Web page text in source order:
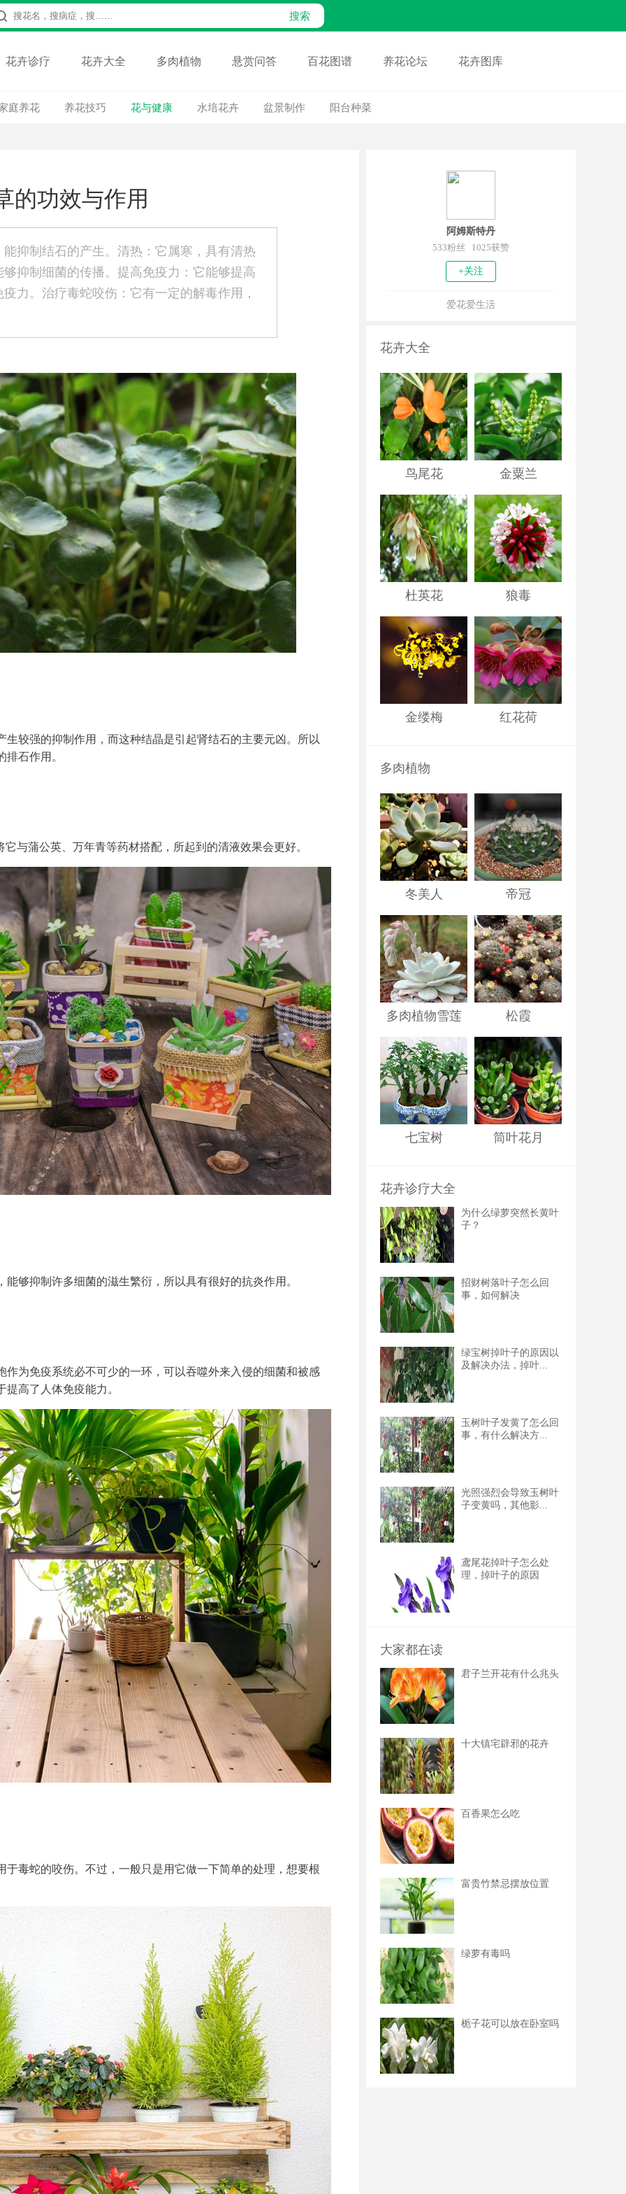
花卉诊疗 花卉大全 多肉植物 悬赏问答 百花图谱 养花论坛 花卉图库
庭养花 养花技巧 花与健康 水培花卉 盆景制作 阳台种菜
的功效与作用
抑制结石的产生。清热：它属寒，具有清热
抑制细菌的传播。提高免疫力：它能够提高
力。治疗毒蛇咬伤：它有一定的解毒作用，
较强的抑制作用，而这种结晶是引起肾结石的主要元凶。所以
石作用。
与蒲公英、万年青等药材搭配，所起到的清液效果会更好。
够抑制许多细菌的滋生繁衍，所以具有很好的抗炎作用。
为免疫系统必不可少的一环，可以吞噬外来入侵的细菌和被感
高了人体免疫能力。
毒蛇的咬伤。不过，一般只是用它做一下简单的处理，想要根
阿姆斯特丹
533粉丝 1025获赞
+关注
爱花爱生活
花卉大全
鸟尾花 金粟兰
杜英花 狼毒
金缕梅 红花荷
多肉植物
冬美人 帝冠
多肉植物雪莲 松霞
七宝树 筒叶花月
花卉诊疗大全
为什么绿萝突然长黄叶
子？
招财树落叶子怎么回
事，如何解决
绿宝树掉叶子的原因以
及解决办法，掉叶...
玉树叶子发黄了怎么回
事，有什么解决方...
光照强烈会导致玉树叶
子变黄吗，其他影...
鸢尾花掉叶子怎么处
理，掉叶子的原因
大家都在读
君子兰开花有什么兆头
十大镇宅辟邪的花卉
百香果怎么吃
富贵竹禁忌摆放位置
绿萝有毒吗
栀子花可以放在卧室吗